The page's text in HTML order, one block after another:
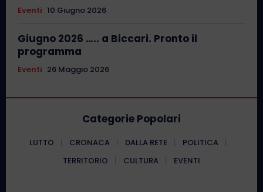
Eventi 10 Giugno 2026
Giugno 2026 ….. a Biccari. Pronto il
programma
Eventi 26 Maggio 2026
Categorie Popolari
LUTTO CRONACA DALLA RETE
POLITICA
TERRITORIO
CULTURA EVENTI